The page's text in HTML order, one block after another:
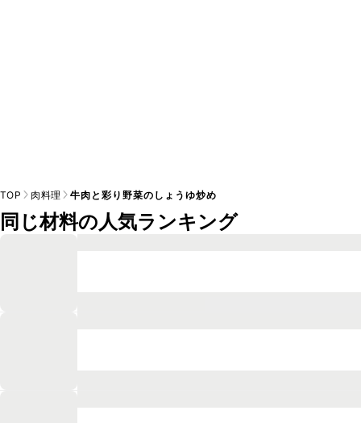
TOP 肉料理 牛肉と彩り野菜のしょうゆ炒め
同じ材料の人気ランキング